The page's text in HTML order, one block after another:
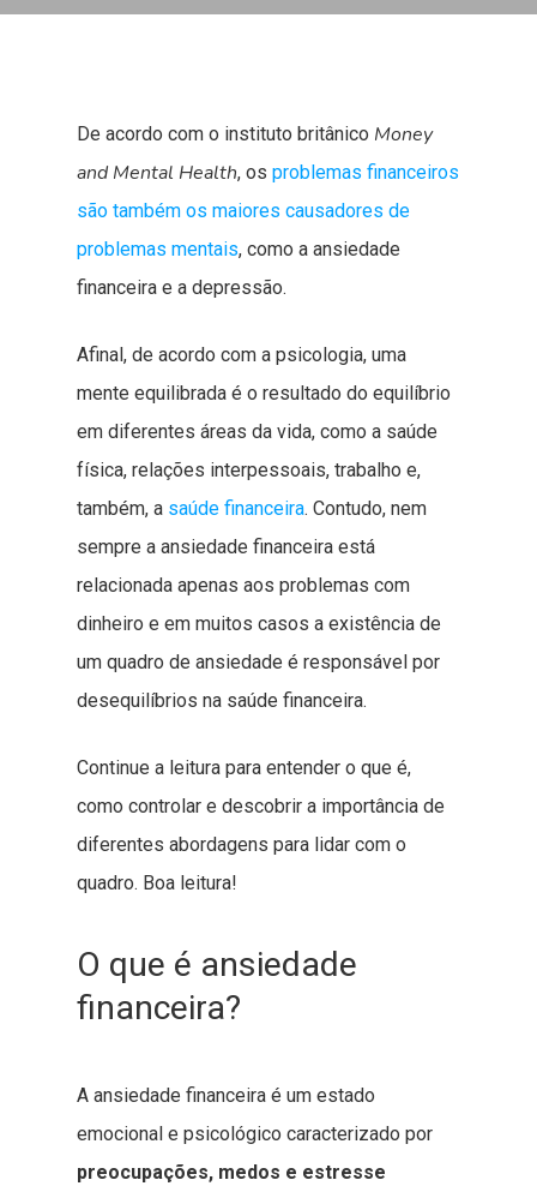
De acordo com o instituto britânico Money
and Mental Health, os problemas financeiros
são também os maiores causadores de
problemas mentais, como a ansiedade
financeira e a depressão.
Afinal, de acordo com a psicologia, uma
mente equilibrada é o resultado do equilíbrio
em diferentes áreas da vida, como a saúde
física, relações interpessoais, trabalho e,
também, a saúde financeira. Contudo, nem
sempre a ansiedade financeira está
relacionada apenas aos problemas com
dinheiro e em muitos casos a existência de
um quadro de ansiedade é responsável por
desequilíbrios na saúde financeira.
Continue a leitura para entender o que é,
como controlar e descobrir a importância de
diferentes abordagens para lidar com o
quadro. Boa leitura!
O que é ansiedade
financeira?
A ansiedade financeira é um estado
emocional e psicológico caracterizado por
preocupações, medos e estresse